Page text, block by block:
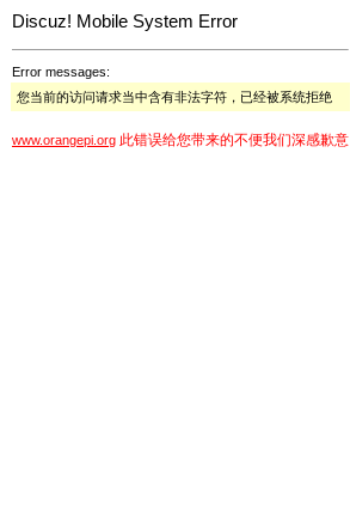
Discuz! Mobile System Error
Error messages:
您当前的访问请求当中含有非法字符，已经被系统拒绝
www.orangepi.org 此错误给您带来的不便我们深感歉意